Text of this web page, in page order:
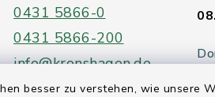
besser zu verstehen, wie unsere
0431 5866-0
0431 5866-200
info@kronshagen.de